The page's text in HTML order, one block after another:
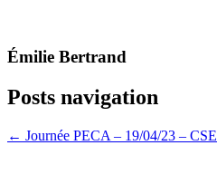
Émilie Bertrand
Posts navigation
← Journée PECA – 19/04/23 – CSE